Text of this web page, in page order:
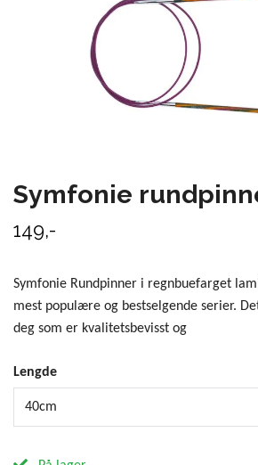
Symfonie
149,-
Symfonie Rundpinner i regnbuefarget
mest populære og bestselgende serier.
deg som er kvalitetsbevisst og
Lengde
40cm